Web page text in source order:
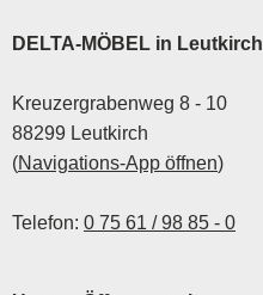
DELTA-MÖBEL in Leutkirch
Kreuzergrabenweg 8 - 10
88299 Leutkirch
(Navigations-App öffnen)
Telefon: 0 75 61 / 98 85 - 0